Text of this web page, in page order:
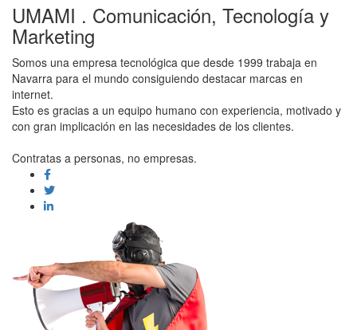
UMAMI . Comunicación, Tecnología y
Marketing
Somos una empresa tecnológica que desde 1999 trabaja en
Navarra para el mundo consiguiendo destacar marcas en
internet.
Esto es gracias a un equipo humano con experiencia, motivado y
con gran implicación en las necesidades de los clientes.
Contratas a personas, no empresas.